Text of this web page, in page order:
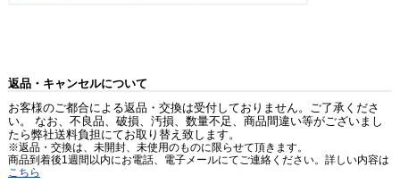
返品・キャンセルについて
お客様のご都合による返品・交換は受付しておりません。ご了承くださ
い。 なお、不良品、破損、汚損、数量不足、商品間違い等がございまし
たら弊社送料負担にてお取り替え致します。
※返品・交換は、未開封、未使用のものに限らせて頂きます。
商品到着後1週間以内にお電話、電子メールにてご連絡ください。詳しい内容は
こちら